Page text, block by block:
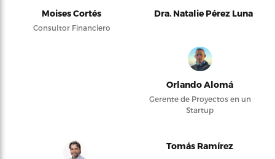
Moises Cortés
Consultor Financiero
Dra. Natalie Pérez Luna
Orlando Alomá
Gerente de Proyectos en un
Startup
Tomás Ramírez